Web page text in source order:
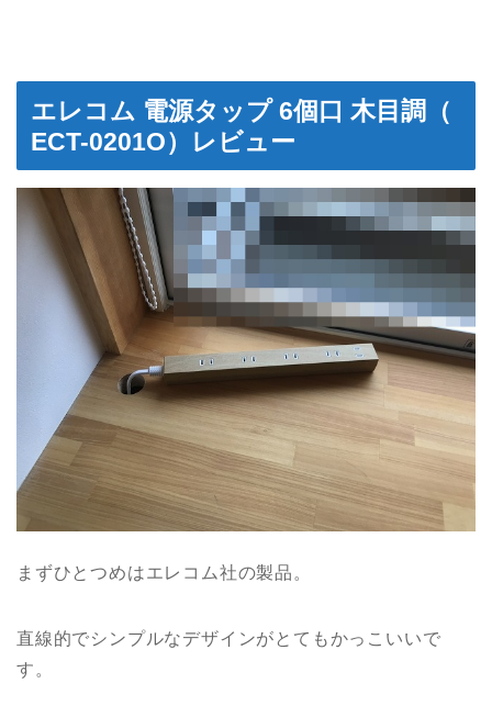
エレコム 電源タップ 6個口 木目調（
ECT-0201O）レビュー
まずひとつめはエレコム社の製品。
直線的でシンプルなデザインがとてもかっこいいで
す。